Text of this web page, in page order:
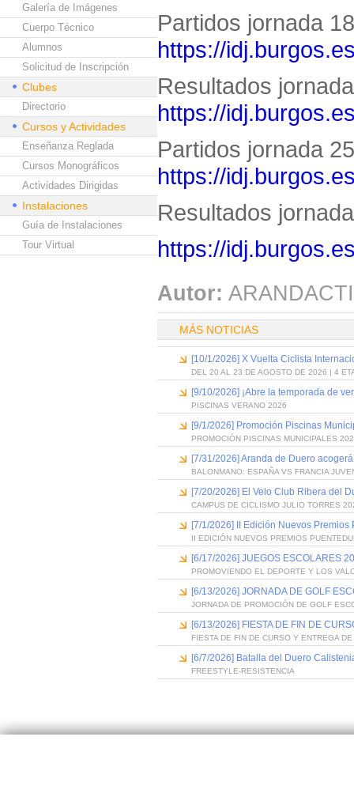
Galería de Imágenes
Cuerpo Técnico
Alumnos
Solicitud de Inscripción
Clubes
Directorio
Cursos y Actividades
Enseñanza Reglada
Cursos Monográficos
Actividades Dirigidas
Instalaciones
Guía de Instalaciones
Tour Virtual
Partidos jornada
https://
Resultados
https://
Partidos jornada
https://
Resultados
https://
Autor:
MÁS NOTICIAS
[10/1/2026] X Vuelta Ciclista
DEL 20 AL 23 DE AGOSTO DE 2026 | 4
[9/10/2026] ¡Abre la temporada de
PISCINAS VERANO 2026
[9/1/2026] Promoción Piscinas
PROMOCIÓN PISCINAS MUNICIPALES
[7/31/2026] Aranda de Duero
BALONMANO: ESPAÑA VS FRANCIA
[7/20/2026] El Velo Club Ribera del
CAMPUS DE CICLISMO JULIO TORRES
[7/1/2026] II Edición Nuevos Premios
II EDICIÓN NUEVOS PREMIOS
[6/17/2026] JUEGOS ESCOLARES
PROMOVIENDO EL DEPORTE Y LOS
[6/13/2026] JORNADA DE GOLF
JORNADA DE PROMOCIÓN DE GOLF
[6/13/2026] FIESTA DE FIN DE
FIESTA DE FIN DE CURSO Y ENTREGA
[6/7/2026] Batalla del Duero
FREESTYLE-RESISTENCIA